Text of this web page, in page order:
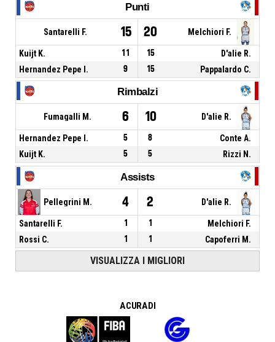
Punti
Santarelli F. 15 20 Melchiori F.
Kuijt K. 11 15
D'alie R.
Hernandez Pepe I.
9 15 Pappalardo C.
Rimbalzi
Fumagalli M. 6 10 D'alie R.
Hernandez Pepe I. 5 8
Conte A.
Kuijt K.
5 5 Rizzi N.
Assists
Pellegrini M. 4 2 D'alie R.
Santarelli F. 1 1
Melchiori F.
Rossi C.
1 1 Capoferri M.
VISUALIZZA I MIGLIORI
A CURA DI